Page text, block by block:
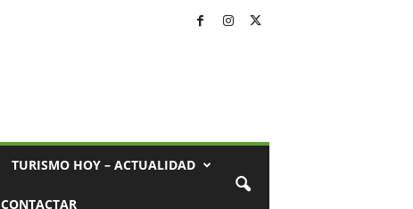
TURISMO HOY – ACTUALIDAD
CONTACTAR